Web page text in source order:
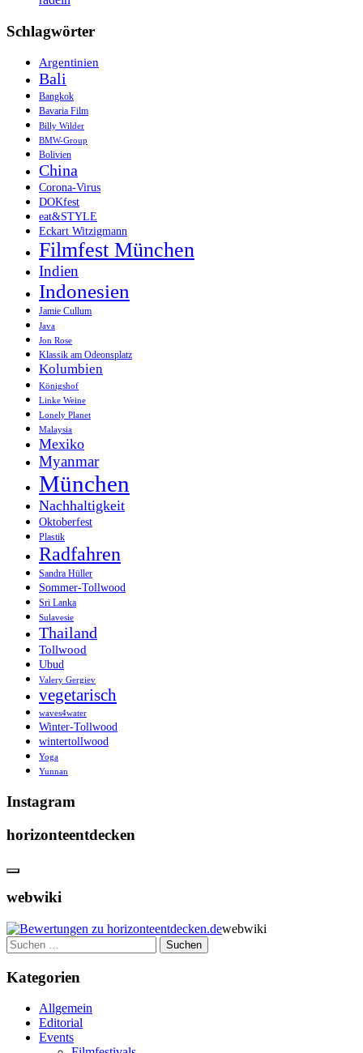
Schlagwörter
Argentinien
Bali
Bangkok
Bavaria Film
Billy Wilder
BMW-Group
Bolivien
China
Corona-Virus
DOKfest
eat&STYLE
Eckart Witzigmann
Filmfest München
Indien
Indonesien
Jamie Cullum
Java
Jon Rose
Klassik am Odeonsplatz
Kolumbien
Königshof
Linke Weine
Lonely Planet
Malaysia
Mexiko
Myanmar
München
Nachhaltigkeit
Oktoberfest
Plastik
Radfahren
Sandra Hüller
Sommer-Tollwood
Sri Lanka
Sulavesie
Thailand
Tollwood
Ubud
Valery Gergiev
vegetarisch
waves4water
Winter-Tollwood
wintertollwood
Yoga
Yunnan
Instagram
horizonteentdecken
webwiki
webwiki
Suchen
nach:
Kategorien
Allgemein
Editorial
Events